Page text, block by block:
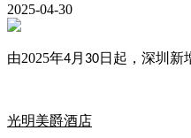
2025-04-30
由2025年4月 30日起， 深圳 新
光明美爵酒店